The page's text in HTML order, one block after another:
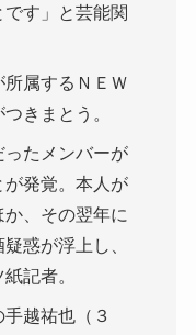
す」と芸能関
属するＮＥＷ
きまとう。
ったメンバーが
発覚。本人が
、その翌年に
惑が浮上し、
記者。
越祐也（３